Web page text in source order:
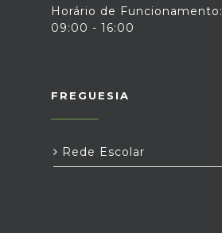
Horário de Funcionamento:
09:00 - 16:00
FREGUESIA
Rede Escolar